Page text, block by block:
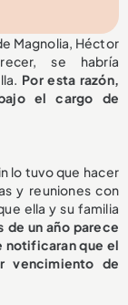
Magnolia, Héctor
se habría
Por esta razón,
el cargo de
lo tuvo que hacer
y reuniones con
ella y su familia
de un año parece
notificaran que el
vencimiento de